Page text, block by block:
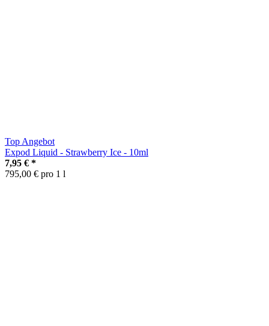
Top Angebot
Expod Liquid - Strawberry Ice - 10ml
7,95 € *
795,00 € pro 1 l